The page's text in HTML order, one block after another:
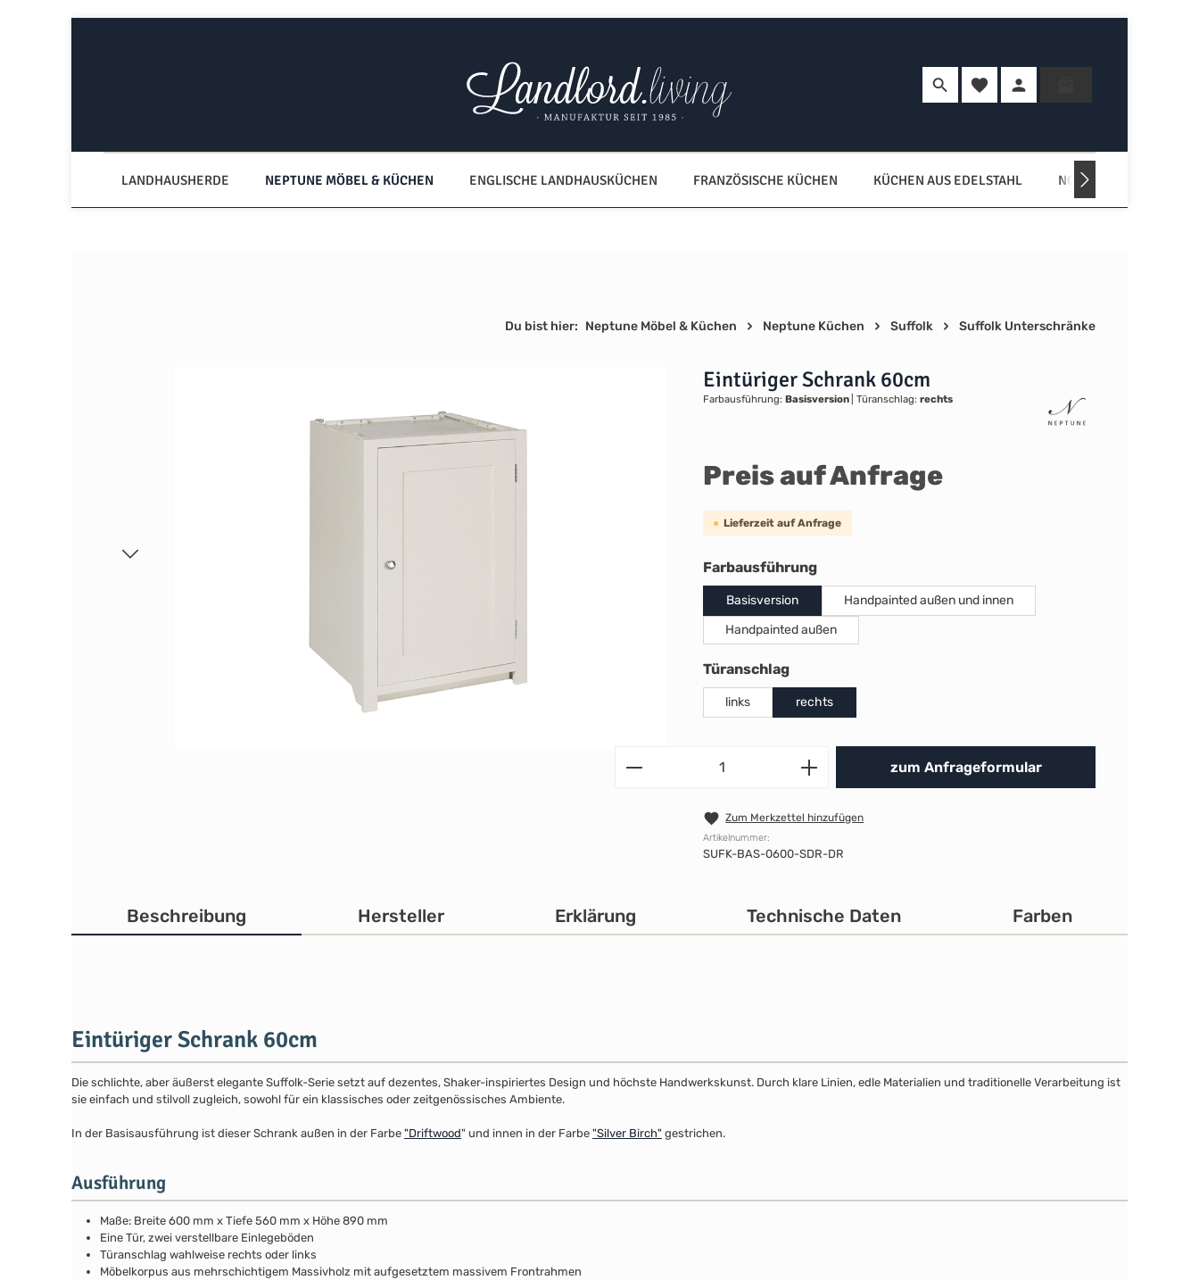
Du hast 0 Produkte auf dem Merkzettel
LANDHAUSHERDE NEPTUNE MÖBEL & KÜCHEN ENGLISCHE LANDHAUSKÜCHEN FRANZÖSISCHE KÜCHEN KÜCHEN AUS EDELSTAHL NORDISCHE KÜCHEN
Du bist hier: Neptune Möbel & Küchen Neptune Küchen Suffolk Suffolk Unterschränke
Eintüriger Schrank 60cm
Farbausführung: Basisversion Türanschlag: rechts
Preis auf Anfrage
Lieferzeit auf Anfrage
Farbausführungauswählen
Basisversion
Handpainted außen und innen
Handpainted außen
Türanschlagauswählen
links rechts
Produkt Anzahl: Gib den
zum Anfrageformular
Zum Merkzettel hinzufügen
Artikelnummer:
SUFK-BAS-0600-SDR-DR
Beschreibung Hersteller Erklärung Technische Daten Farben
Eintüriger Schrank 60cm
Die schlichte, aber äußerst elegante Suffolk-Serie setzt auf dezentes, Shaker-inspiriertes Design und höchste Handwerkskunst. Durch klare Linien, edle Materialien und traditionelle Verarbeitung ist
sie einfach und stilvoll zugleich, sowohl für ein klassisches oder zeitgenössisches Ambiente.
In der Basisausführung ist dieser Schrank außen in der Farbe "Driftwood" und innen in der Farbe "Silver Birch" gestrichen.
Ausführung
Maße: Breite 600 mm x Tiefe 560 mm x Höhe 890 mm
Eine Tür, zwei verstellbare Einlegeböden
Türanschlag wahlweise rechts oder links
Möbelkorpus aus mehrschichtigem Massivholz mit aufgesetztem massivem Frontrahmen